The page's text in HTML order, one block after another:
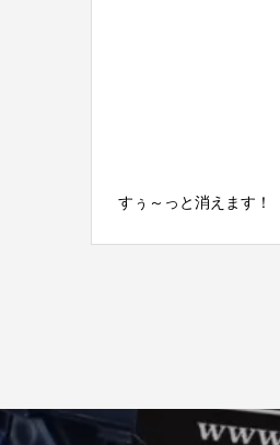
すぅ～っと消えます！